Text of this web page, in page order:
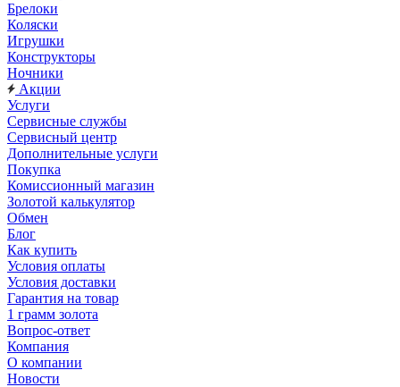
Брелоки
Коляски
Игрушки
Конструкторы
Ночники
Акции
Услуги
Сервисные службы
Сервисный центр
Дополнительные услуги
Покупка
Комиссионный магазин
Золотой калькулятор
Обмен
Блог
Как купить
Условия оплаты
Условия доставки
Гарантия на товар
1 грамм золота
Вопрос-ответ
Компания
О компании
Новости